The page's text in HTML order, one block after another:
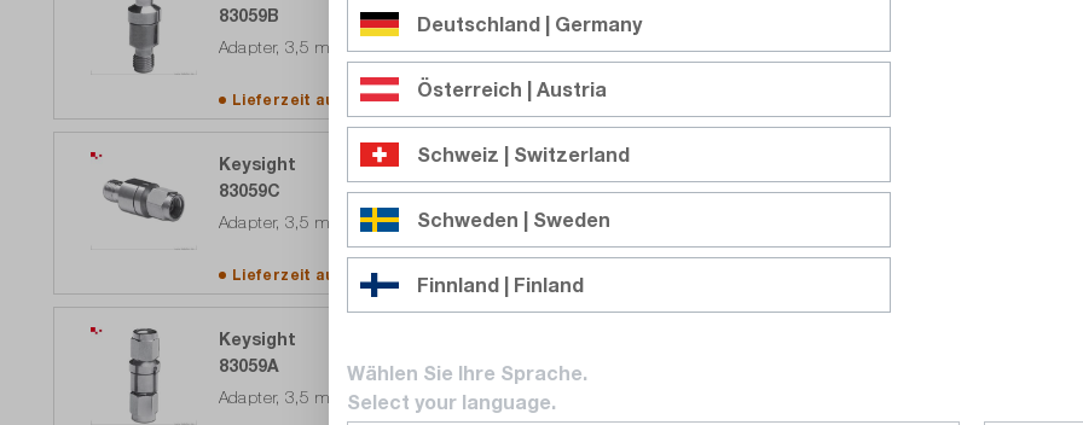
83059B
Adapter, 3,5 mm (f) auf 3,5 mm (f) , DC - 26,5 GHz
Lieferzeit auf Anfrage
Keysight
83059C
Adapter, 3,5 mm (m) auf 3,5 mm (f) , DC - 26,5 GHz
Lieferzeit auf Anfrage
Keysight
83059A
Adapter, 3,5 mm (m) auf 3,5 mm (m) , DC - 26,5 GHz
Deutschland | Germany
Österreich | Austria
Schweiz | Switzerland
Schweden | Sweden
Finnland | Finland
Wählen Sie Ihre Sprache.
Select your language.